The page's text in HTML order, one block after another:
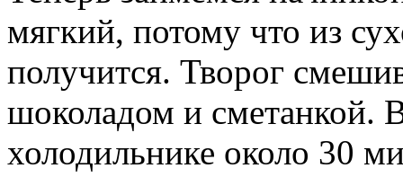
мягкий, потому что из
получится. Творог
шоколадом и сметанкой.
холодильнике около 30